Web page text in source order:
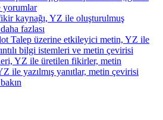
yorumlar
fikir kaynağı, YZ ile oluşturulmuş
fazlası
Talep üzerine etkileyici metin, YZ ile
bilgi istemleri ve metin çevirisi
YZ ile üretilen fikirler, metin
ile yazılmış yanıtlar, metin çevirisi